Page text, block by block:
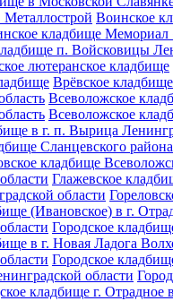
Воинское
кладбище Мемориал
п. Войсковицы
лютеранское кладбище
Врёвское
Всеволожское
Всеволожское
в г. п. Вырица
Сланцевского
кладбище
Глажевское
области
(Ивановское) в г.
Городское
в г. Новая Ладога
Городское
области
кладбище г. Отрадное